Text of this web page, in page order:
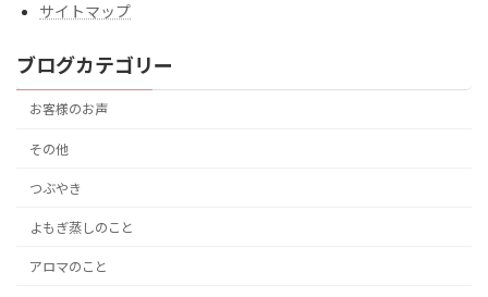
サイトマップ
ブログカテゴリー
お客様のお声
その他
つぶやき
よもぎ蒸しのこと
アロマのこと